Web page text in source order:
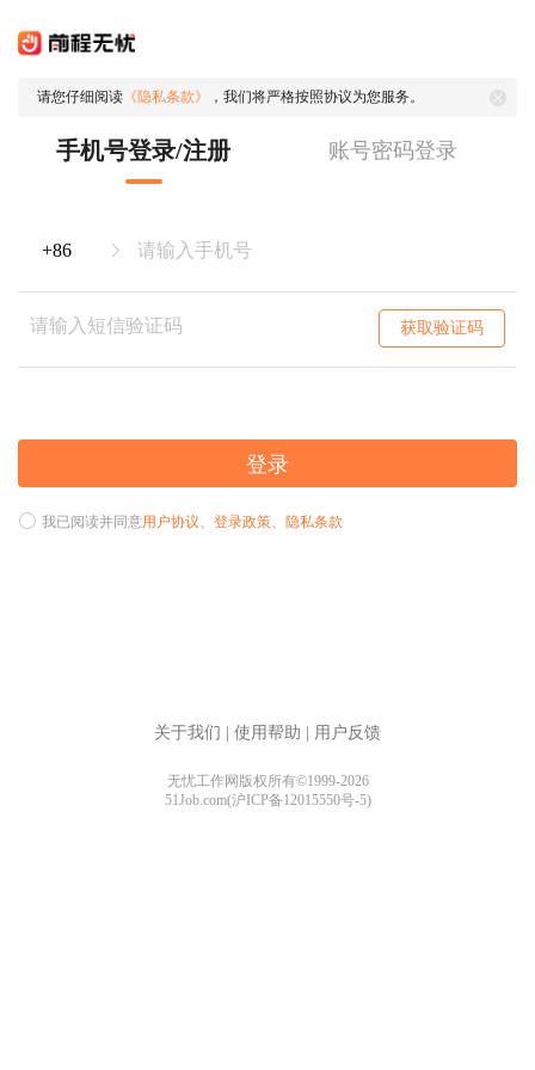
请您仔细阅读 《隐私条款》 ，我们将严格按照协议为您服务。
手机号登录/注册 账号密码登录
获取验证码
登录
我已阅读并同意用户协议、 登录政策、 隐私条款
关于我们 使用帮助 用户反馈
无忧工作网版权所有©1999-2026
51Job.com(沪ICP备12015550号-5)